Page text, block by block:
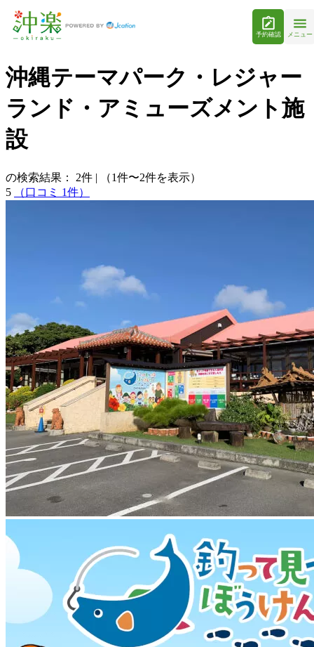
予約確認 メニュー
沖縄テーマパーク・レジャー
ランド・アミューズメント施
設
の検索結果： 2件 |
（1件〜2件を表示）
5
（口コミ 1件）